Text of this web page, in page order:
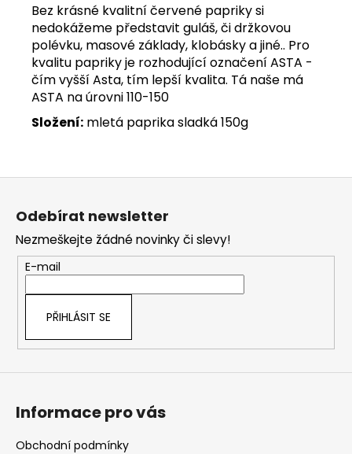
Bez krásné kvalitní červené papriky si
nedokážeme představit guláš, či držkovou
polévku, masové základy, klobásky a jiné.. Pro
kvalitu papriky je rozhodující označení ASTA -
čím vyšší Asta, tím lepší kvalita. Tá naše má
ASTA na úrovni 110-150
Složení: mletá paprika sladká 150g
Z
Odebírat newsletter
Nezmeškejte žádné novinky či slevy!
E-mail
PŘIHLÁSIT SE
Informace pro vás
Obchodní podmínky